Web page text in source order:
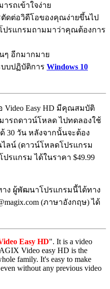
รถเข้าใจง่าย
ตัดต่อวิดีโอของคุณง่ายขึ้นไป
ปรแกรมถามมาว่าคุณต้องการ
ๆ อีกมากมาย
บปฏิบัติการ Windows 10
Video Easy HD มีคุณสมบัติ
ารถดาวน์โหลด ไปทดลองใช้
30 วัน หลังจากนั้นจะต้อง
ลน์ (ดาวน์โหลดโปรแกรม
รแกรม ได้ในราคา $49.99
ง ผู้พัฒนาโปรแกรมนี้ได้ทาง
(ภาษาอังกฤษ) ได้
Easy HD". It is a video
Video easy HD is the
family. It's easy to make
without any previous video